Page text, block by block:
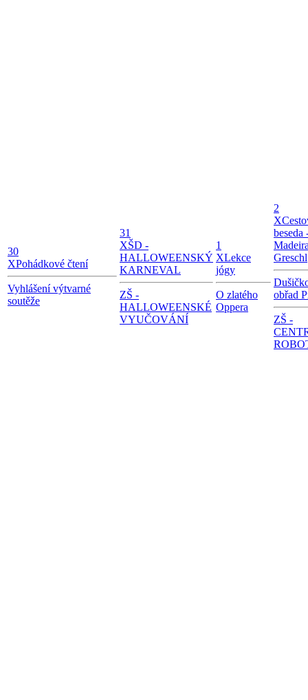
30
XPohádkové čtení
Vyhlášení výtvarné
soutěže
31
XŠD -
HALLOWEENSKÝ
KARNEVAL
ZŠ -
HALLOWEENSKÉ
VYUČOVÁNÍ
1
XLekce
jógy
O zlatého
Oppera
2
X
beseda
Greschl
obřad
ZŠ -